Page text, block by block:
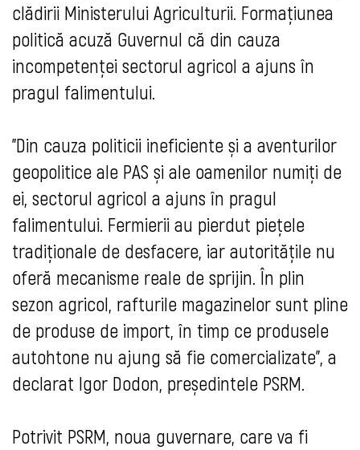
clădirii Ministerului Agriculturii. Formațiunea
politică acuză Guvernul că din cauza
incompetenței sectorul agricol a ajuns în
pragul falimentului.
”Din cauza politicii ineficiente și a aventurilor
geopolitice ale PAS și ale oamenilor numiți de
ei, sectorul agricol a ajuns în pragul
falimentului. Fermierii au pierdut piețele
tradiționale de desfacere, iar autoritățile nu
oferă mecanisme reale de sprijin. În plin
sezon agricol, rafturile magazinelor sunt pline
de produse de import, în timp ce produsele
autohtone nu ajung să fie comercializate”, a
declarat Igor Dodon, președintele PSRM.
Potrivit PSRM, noua guvernare, care va fi